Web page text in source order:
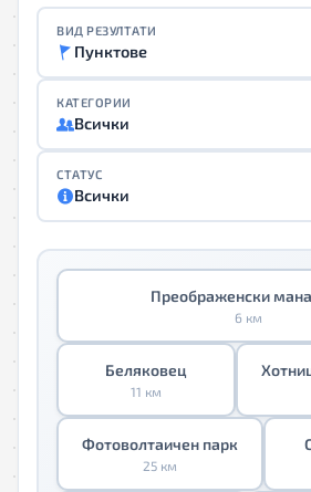
ВИД РЕЗУЛТАТИ
Пунктове
КАТЕГОРИИ
Всички
СТАТУС
Всички
Преображенски
6 км
Беляковец
11 км
Фотоволтаичен парк
25 км